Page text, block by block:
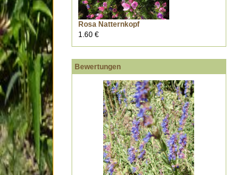
Rosa Natternkopf
1.60 €
Bewertungen